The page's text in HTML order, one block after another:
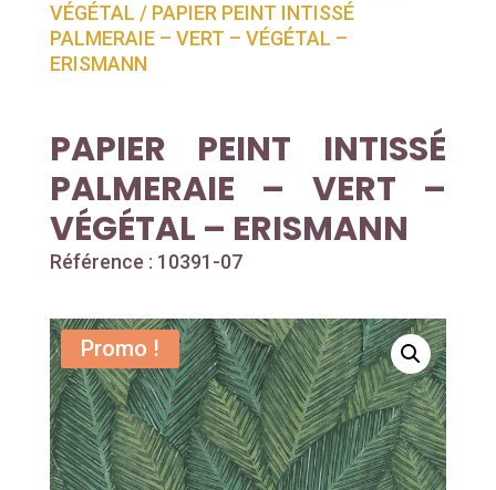
VÉGÉTAL / PAPIER PEINT INTISSÉ
PALMERAIE – VERT – VÉGÉTAL –
ERISMANN
PAPIER PEINT INTISSÉ
PALMERAIE – VERT –
VÉGÉTAL – ERISMANN
Référence : 10391-07
Promo !